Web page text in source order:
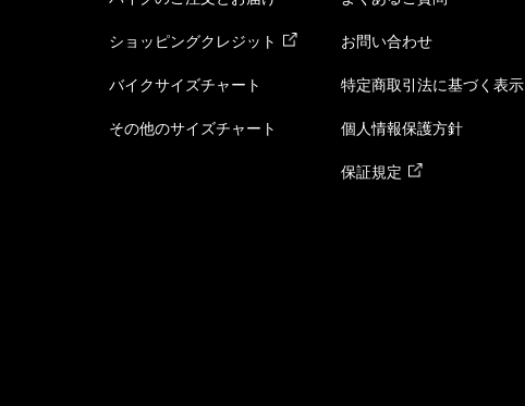
ショッピングクレジット
バイクサイズチャート
その他のサイズチャート
お問い合わせ
特定商取引法に基づく表示
個人情報保護方針
保証規定